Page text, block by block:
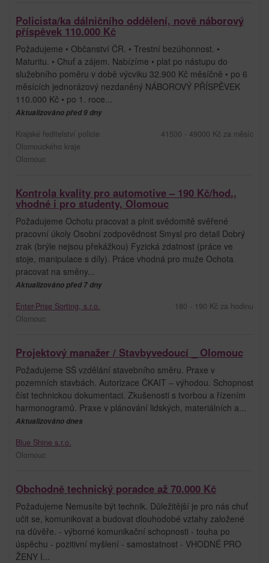
Policista/ka dálničního oddělení, nově náborový
příspěvek 110.000 Kč
Požadujeme • Občanství ČR. • Trestní bezúhonnost. •
Maturitu. • Chuť a zájem. Nabízíme • plat po nástupu do
služebního poměru v době výcviku 32.900 Kč měsíčně • po 6
měsících jednorázový nezdaněný NÁBOROVÝ PŘÍSPĚVEK
110.000 Kč • po 1. roce...
Aktualizováno před 9 dny
Krajské ředitelství policie
Olomouckého kraje
Olomouc
41500 - 49000 Kč za měsíc
Kontrola kvality pro automotive – 190 Kč/hod.,
vhodné i pro studenty, Olomouc
Požadujeme Ochotu pracovat a plnit svědomitě svěřené
pracovní úkoly Osobní zodpovědnost Smysl pro detail Dobrý
zrak (brýle nejsou překážkou) Fyzická zdatnost (práce ve
stoje, manipulace s díly). Práce vhodná pro muže Ochota
pracovat na směny...
Aktualizováno před 7 dny
Enter-Prise Sorting, s.r.o.
Olomouc
180 - 190 Kč za hodinu
Projektový manažer / Stavbyvedoucí _ Olomouc
Požadujeme SŠ vzdělání stavebního směru. Praxe v
pozemních stavbách. Autorizace ČKAIT – výhodou. Schopnost
číst technickou dokumentaci. Zkušenosti s tvorbou a řízením
harmonogramů. Praxe v plánování lidských, materiálních a...
Aktualizováno dnes
Blue Shine s.r.o.
Olomouc
Obchodně technický poradce až 70.000 Kč
Požadujeme Nemusíte být technik. Důležitější je pro nás chuť
učit se, komunikovat a budovat dlouhodobé vztahy založené
na důvěře. - výborné komunikační schopnosti - touha po
úspěchu - pozitivní myšlení - samostatnost - VHODNÉ PRO
ŽENY I...